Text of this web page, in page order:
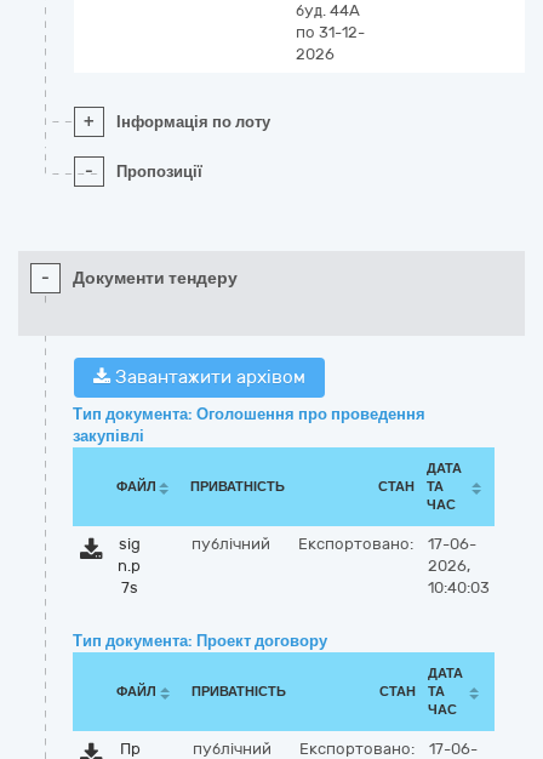
буд. 44А
по 31-12-
2026
+ Інформація по лоту
- Пропозиції
- Документи тендеру
Завантажити архівом
Тип документа: Оголошення про проведення
закупівлі
ФАЙЛ ПРИВАТНІСТЬ СТАН
ДАТА
ТА
ЧАС
sig
n.p
7s
публічний Експортовано:
17-06-
2026,
10:40:03
Тип документа: Проект договору
ФАЙЛ ПРИВАТНІСТЬ СТАН
ДАТА
ТА
ЧАС
Пр
публічний Експортовано:
17-06-